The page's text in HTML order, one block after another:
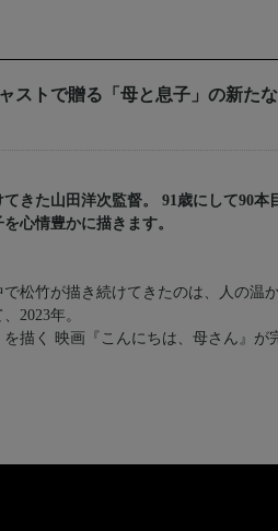
ストで贈る「母と息子」の新たな
きた山田洋次監督。 91歳にして90本
心情豊かに描きます。
松竹が描き続けてきたのは、人の温
2023年。
描く 映画『こんにちは、母さん』が